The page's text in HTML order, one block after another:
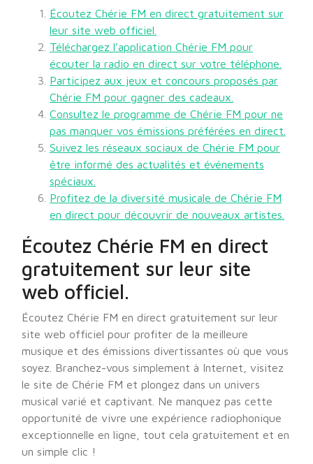
Écoutez Chérie FM en direct gratuitement sur
leur site web officiel.
Téléchargez l’application Chérie FM pour
écouter la radio en direct sur votre téléphone.
Participez aux jeux et concours proposés par
Chérie FM pour gagner des cadeaux.
Consultez le programme de Chérie FM pour ne
pas manquer vos émissions préférées en direct.
Suivez les réseaux sociaux de Chérie FM pour
être informé des actualités et événements
spéciaux.
Profitez de la diversité musicale de Chérie FM
en direct pour découvrir de nouveaux artistes.
Écoutez Chérie FM en direct
gratuitement sur leur site
web officiel.
Écoutez Chérie FM en direct gratuitement sur leur
site web officiel pour profiter de la meilleure
musique et des émissions divertissantes où que vous
soyez. Branchez-vous simplement à Internet, visitez
le site de Chérie FM et plongez dans un univers
musical varié et captivant. Ne manquez pas cette
opportunité de vivre une expérience radiophonique
exceptionnelle en ligne, tout cela gratuitement et en
un simple clic !